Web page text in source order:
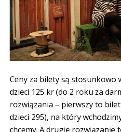
Ceny za bilety są stosunkowo
dzieci 125 kr (do 2 roku za
rozwiązania – pierwszy to
dzieci 295), na który
chcemy. A drugie rozwiązanie